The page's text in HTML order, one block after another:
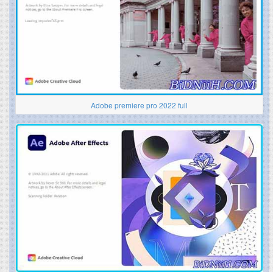
Adobe premiere pro 2022 full